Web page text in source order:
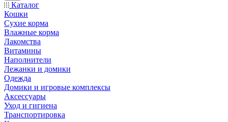
Каталог
Кошки
Сухие корма
Влажные корма
Лакомства
Витамины
Наполнители
Лежанки и домики
Одежда
Домики и игровые комплексы
Аксессуары
Уход и гигиена
Транспортировка